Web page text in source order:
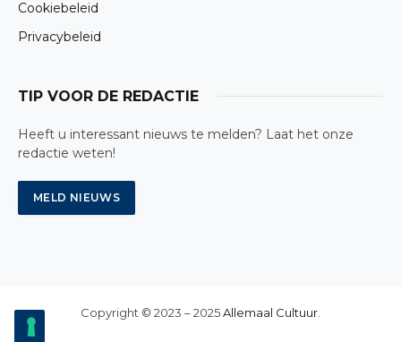
Cookiebeleid
Privacybeleid
TIP VOOR DE REDACTIE
Heeft u interessant nieuws te melden? Laat het onze
redactie weten!
Copyright © 2023 – 2025Allemaal Cultuur